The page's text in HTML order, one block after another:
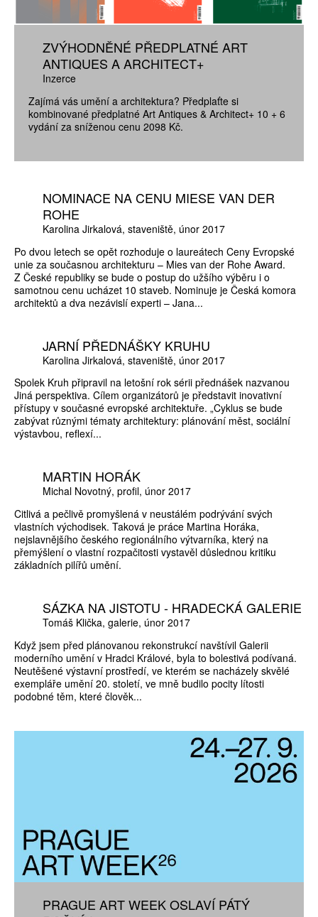
ZVÝHODNĚNÉ PŘEDPLATNÉ ART
ANTIQUES A ARCHITECT+
Inzerce
Zajímá vás umění a architektura? Předplaťte si
kombinované předplatné Art Antiques & Architect+ 10 + 6
vydání za sníženou cenu 2098 Kč.
NOMINACE NA CENU MIESE VAN DER
ROHE
Karolina Jirkalová staveniště únor 2017
Po dvou letech se opět rozhoduje o laureátech Ceny Evropské
unie za současnou architekturu – Mies van der Rohe Award.
Z České republiky se bude o postup do užšího výběru i o
samotnou cenu ucházet 10 staveb. Nominuje je Česká komora
architektů a dva nezávislí experti – Jana...
JARNÍ PŘEDNÁŠKY KRUHU
Karolina Jirkalová staveniště únor 2017
Spolek Kruh připravil na letošní rok sérii přednášek nazvanou
Jiná perspektiva. Cílem organizátorů je představit inovativní
přístupy v současné evropské architektuře. „Cyklus se bude
zabývat různými tématy architektury: plánování měst, sociální
výstavbou, reflexí...
MARTIN HORÁK
Michal Novotný profil únor 2017
Citlivá a pečlivě promyšlená v neustálém podrývání svých
vlastních východisek. Taková je práce Martina Horáka,
nejslavnějšího českého regionálního výtvarníka, který na
přemýšlení o vlastní rozpačitosti vystavěl důslednou kritiku
základních pilířů umění.
SÁZKA NA JISTOTU - HRADECKÁ GALERIE
Tomáš Klička galerie únor 2017
Když jsem před plánovanou rekonstrukcí navštívil Galerii
moderního umění v Hradci Králové, byla to bolestivá podívaná.
Neutěšené výstavní prostředí, ve kterém se nacházely skvělé
exempláře umění 20. století, ve mně budilo pocity lítosti
podobné těm, které člověk...
PRAGUE ART WEEK OSLAVÍ PÁTÝ